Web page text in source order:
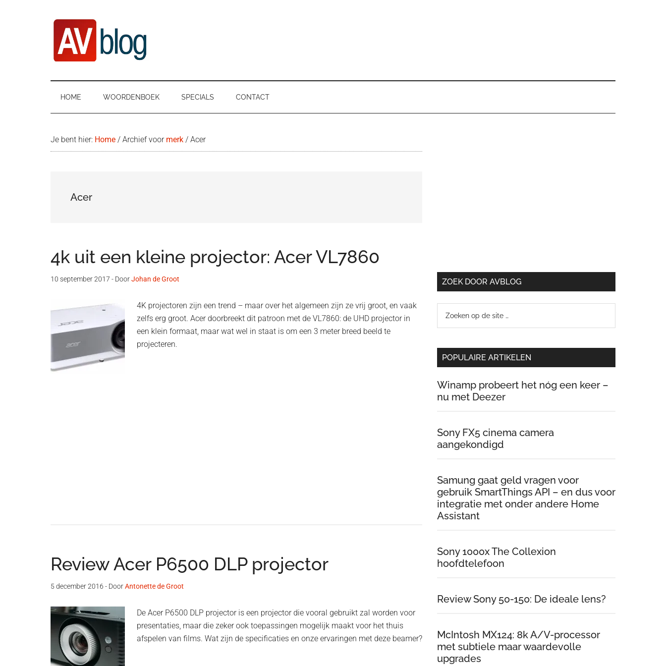
AVblog
HOME WOORDENBOEK SPECIALS CONTACT
Je bent hier: Home / Archief voor merk / Acer
Acer
4k uit een kleine projector: Acer VL7860
10 september 2017 - DoorJohan de Groot
4K projectoren zijn een trend – maar over het algemeen zijn ze vrij groot, en vaak
zelfs erg groot. Acer doorbreekt dit patroon met de VL7860: de UHD projector in
een klein formaat, maar wat wel in staat is om een 3 meter breed beeld te
projecteren.
Review Acer P6500 DLP projector
5 december 2016 - DoorAntonette de Groot
De Acer P6500 DLP projector is een projector die vooral gebruikt zal worden voor
presentaties, maar die zeker ook toepassingen mogelijk maakt voor het thuis
afspelen van films. Wat zijn de specificaties en onze ervaringen met deze beamer?
ZOEK DOOR AVBLOG
site
POPULAIRE ARTIKELEN
Winamp probeert het nóg een keer –
nu met Deezer
Sony FX5 cinema camera
aangekondigd
Samung gaat geld vragen voor
gebruik SmartThings API – en dus voor
integratie met onder andere Home
Assistant
Sony 1000x The Collexion
hoofdtelefoon
Review Sony 50-150: De ideale lens?
McIntosh MX124: 8k A/V-processor
met subtiele maar waardevolle
upgrades